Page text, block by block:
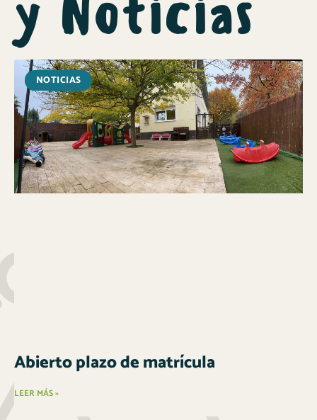
y Noticias
NOTICIAS
Abierto plazo de matrícula
LEER MÁS »